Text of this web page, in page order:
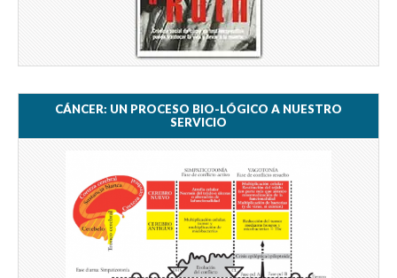
CÁNCER: UN PROCESO BIO-LÓGICO A NUESTRO
SERVICIO